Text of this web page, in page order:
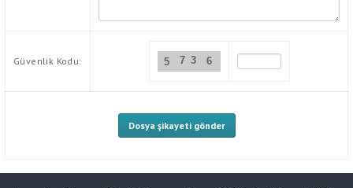
Güvenlik Kodu: 6
7
5 3